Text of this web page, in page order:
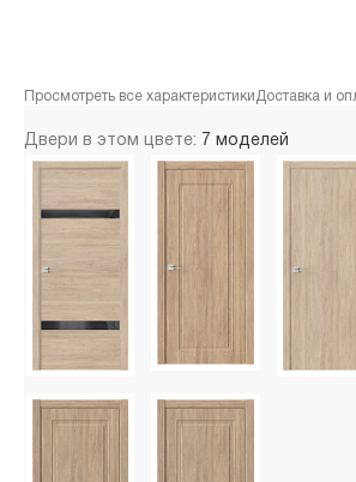
Просмотреть все характеристики Доставка и
Двери в этом цвете: 7 моделей